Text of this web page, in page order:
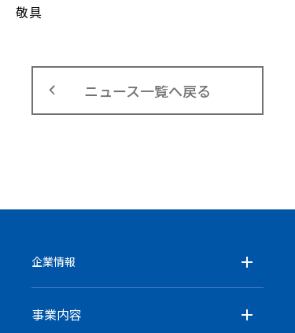
敬具
ニュース一覧へ戻る
企業情報
事業内容